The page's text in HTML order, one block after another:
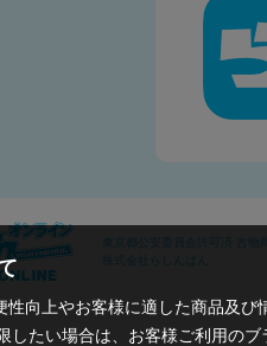
東京都公安委員会許可済 古
株式会社らしんばん
性向上やお客様に適した商品及び
したい場合は、お客様ご利用の